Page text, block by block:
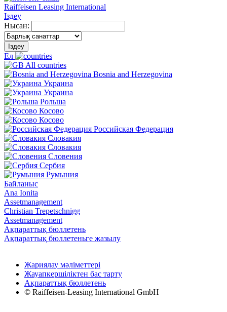
Raiffeisen Leasing International
Іздеу
Нысан:
Іздеу
Ел
All countries
Bosnia and Herzegovina
Украина
Украина
Рольша
Косово
Косово
Российская Федерация
Словакия
Словакия
Словения
Сербия
Румыния
Байланыс
Ana Ionita
Assetmanagement
Christian Trepetschnigg
Assetmanagement
Ақпараттық бюллетень
Ақпараттық бюллетеньге жазылу
Жариялау мәліметтері
Жауапкершіліктен бас тарту
Ақпараттық бюллетень
© Raiffeisen-Leasing International GmbH